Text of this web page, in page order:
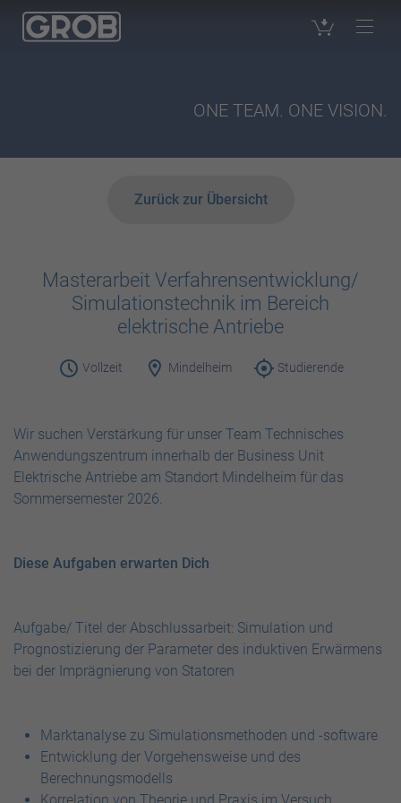
ONE TEAM. ONE VISION.
Zurück zur Übersicht
Masterarbeit Verfahrensentwicklung/
Simulationstechnik im Bereich
elektrische Antriebe
Vollzeit Mindelheim Studierende
Wir suchen Verstärkung für unser Team Technisches
Anwendungszentrum innerhalb der Business Unit
Elektrische Antriebe am Standort Mindelheim für das
Sommersemester 2026.
Diese Aufgaben erwarten Dich
Aufgabe/ Titel der Abschlussarbeit: Simulation und
Prognostizierung der Parameter des induktiven Erwärmens
bei der Imprägnierung von Statoren
Marktanalyse zu Simulationsmethoden und -software
Entwicklung der Vorgehensweise und des
Berechnungsmodells